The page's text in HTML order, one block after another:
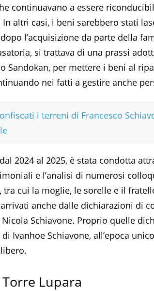
continuavano a essere
altri casi, i beni sarebbero stati
l’acquisizione da parte della
si trattava di una prassi
Sandokan, per mettere i beni al
nei fatti a gestire anche
i terreni di Francesco
2024 al 2025, è stata condotta
e l’analisi di numerosi
cui la moglie, le sorelle e il
anche dalle dichiarazioni di
Schiavone. Proprio quelle
Ivanhoe Schiavone, all’epoca
Lupara